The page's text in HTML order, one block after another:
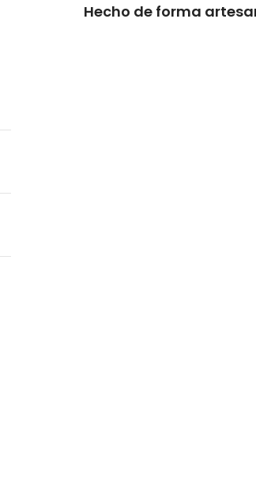
Hecho de forma